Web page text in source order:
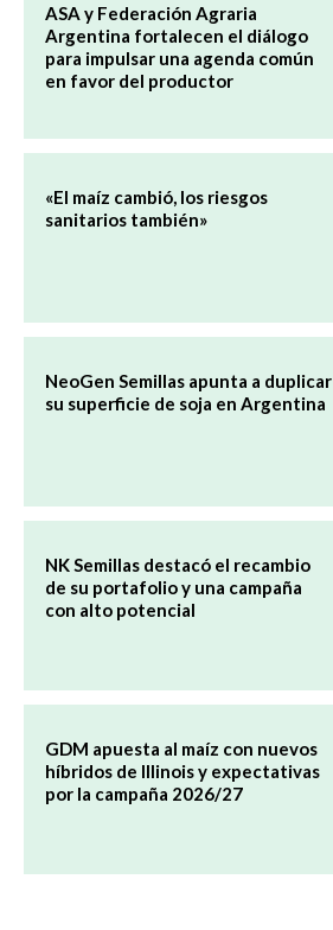
ASA y Federación Agraria
Argentina fortalecen el diálogo
para impulsar una agenda común
en favor del productor
«El maíz cambió, los riesgos
sanitarios también»
NeoGen Semillas apunta a duplicar
su superficie de soja en Argentina
NK Semillas destacó el recambio
de su portafolio y una campaña
con alto potencial
GDM apuesta al maíz con nuevos
híbridos de Illinois y expectativas
por la campaña 2026/27